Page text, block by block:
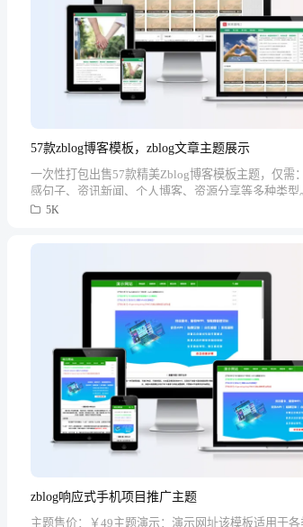
57款zblog博客模板，zblog文章主题展示
一次性打包出售57款精美Zblog博客模板主题，仅需
感句子、资讯新闻、个人博客、资源分享等多种类型
5K
zblog响应式手机项目推广主题
主题售价：￥49主题演示：演示网址该模板适用于